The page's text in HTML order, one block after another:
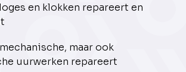
en klokken repareert en
maar ook
uurwerken repareert